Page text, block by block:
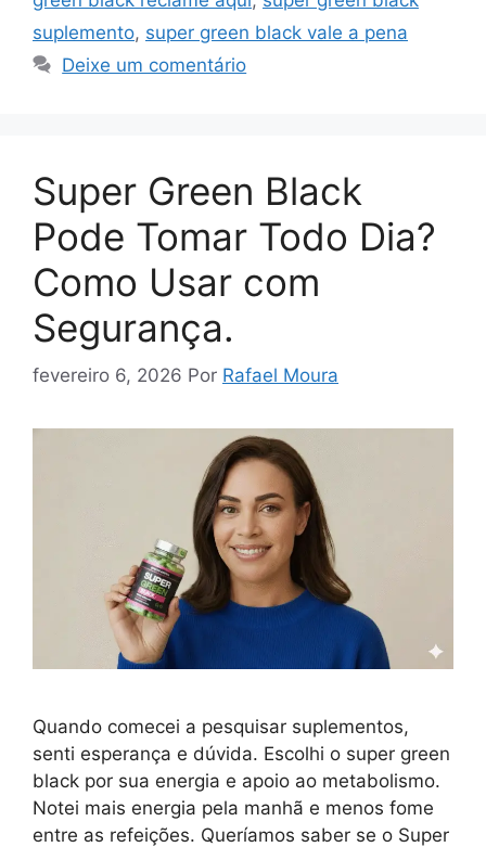
suplemento, super green black vale a pena
Deixe um comentário
Super Green Black
Pode Tomar Todo Dia?
Como Usar com
Segurança.
fevereiro 6, 2026 Por Rafael Moura
Quando comecei a pesquisar suplementos,
senti esperança e dúvida. Escolhi o super green
black por sua energia e apoio ao metabolismo.
Notei mais energia pela manhã e menos fome
entre as refeições. Queríamos saber se o Super